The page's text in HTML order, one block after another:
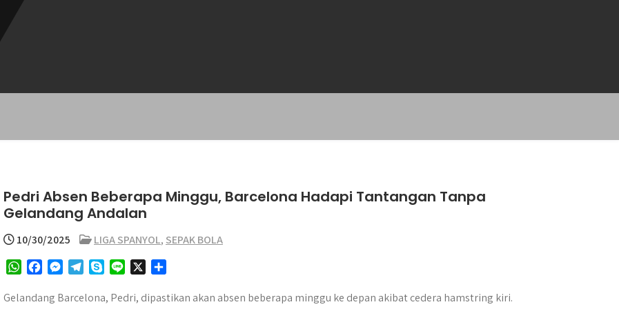
Pedri Absen Beberapa Minggu, Barcelona Hadapi Tantangan Tanpa
Gelandang Andalan
10/30/2025 LIGA SPANYOL, SEPAK BOLA
W
a
c
s
l
y
n
a
Gelandang Barcelona, Pedri, dipastikan akan absen beberapa minggu ke depan akibat cedera hamstring kiri.